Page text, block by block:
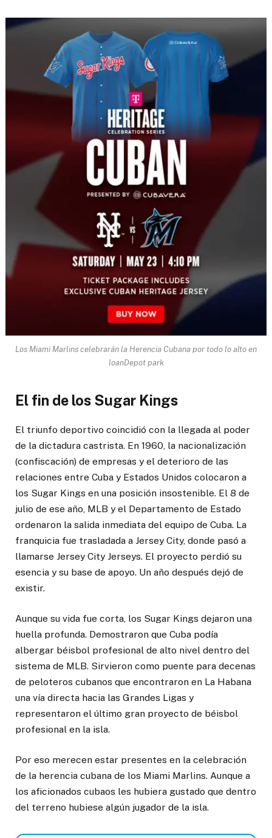
Los Miami Marlins celebrarán la Herencia Cubana por todo lo alto en
loanDepot park
El fin de los Sugar Kings
El triunfo deportivo coincidió con la llegada al poder
de la dictadura castrista. En 1960, la nacionalización
(confiscación) de empresas y el deterioro de las
relaciones entre Cuba y Estados Unidos colocaron a
los Sugar Kings en una posición insostenible. El 8 de
julio de ese año, MLB y el Departamento de Estado
ordenaron la salida inmediata del equipo de Cuba. La
franquicia fue trasladada a Jersey City, donde pasó a
llamarse Jersey City Jerseys. El proyecto perdió su
esencia y su base de apoyo. Un año después dejó de
existir.
Aunque su vida fue corta, los Sugar Kings dejaron una
huella profunda. Demostraron que Cuba podía
albergar béisbol profesional de alto nivel dentro del
sistema de MLB. Sirvieron como puente para decenas
de peloteros cubanos que encontraron en La Habana
una vía directa hacia las Grandes Ligas y
representaron el último gran proyecto de béisbol
profesional en la isla.
Por eso merecen estar presentes en la celebración
de la herencia cubana de los Miami Marlins. Aunque a
los aficionados cubaos les hubiera gustado que dentro
del terreno hubiese algún jugador de la isla.